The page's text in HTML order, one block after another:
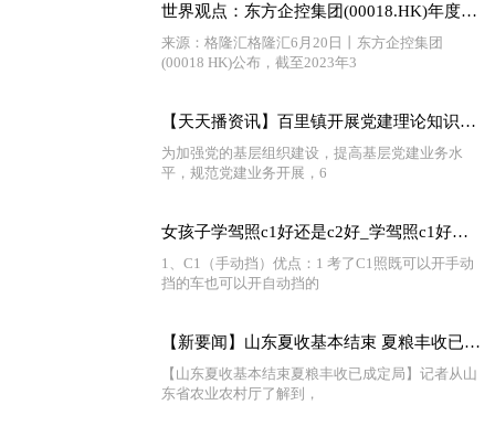
世界观点：东方企控集团(00018.HK)年度纯利微降0.11%至1.67亿港元
来源：格隆汇格隆汇6月20日丨东方企控集团
(00018 HK)公布，截至2023年3
【天天播资讯】百里镇开展党建理论知识测试“把脉”党建员业务能力
为加强党的基层组织建设，提高基层党建业务水
平，规范党建业务开展，6
女孩子学驾照c1好还是c2好_学驾照c1好还是c2好
1、C1（手动挡）优点：1 考了C1照既可以开手动
挡的车也可以开自动挡的
【新要闻】山东夏收基本结束 夏粮丰收已成定局
【山东夏收基本结束夏粮丰收已成定局】记者从山
东省农业农村厅了解到，